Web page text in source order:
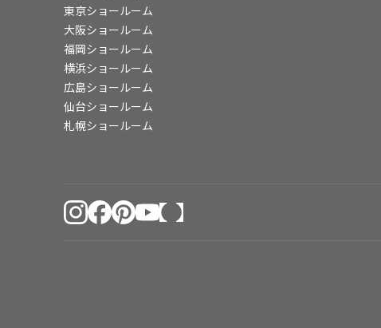
東京ショールーム
大阪ショールーム
福岡ショールーム
横浜ショールーム
広島ショールーム
仙台ショールーム
札幌ショールーム